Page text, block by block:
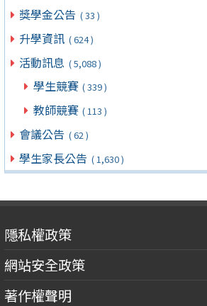
獎學金公告 ( 33 )
升學資訊 ( 624 )
活動訊息 ( 5,088 )
學生競賽 ( 339 )
教師競賽 ( 113 )
會議公告 ( 62 )
學生家長公告 ( 1,630 )
隱私權政策
網站安全政策
著作權聲明